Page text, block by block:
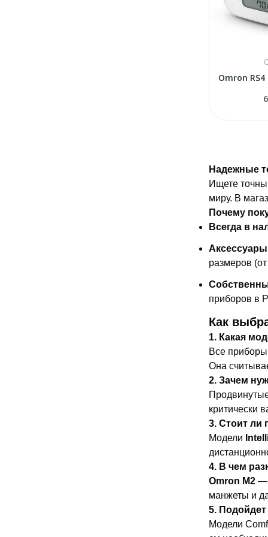
Надежные
Ищете
миру. В
Почему
Всегда в
Аксессуары
размеров
приборов в
Как
1. Какая
Все
Она
2. Зачем
критически
3. Стоит ли
Модели
4. В чем
Omron M2—
манжеты и
5.
Модели